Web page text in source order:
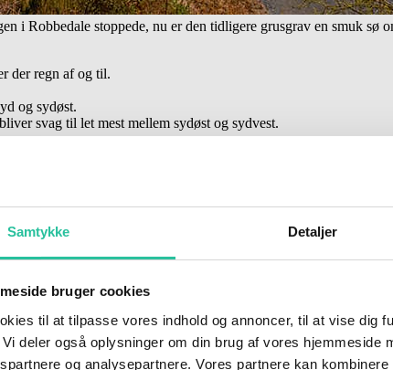
Samtykke Detaljer
bruger cookies
til at tilpasse vores indhold og annoncer, til at vise dig
deler også oplysninger om din brug af vores hjemmeside
og analysepartnere. Vores partnere kan
i Robbedale stoppede, nu er den tidligere grusgrav en smuk sø
der regn af og til.
og sydøst.
svag til let mest mellem sydøst og sydvest.
landstræner